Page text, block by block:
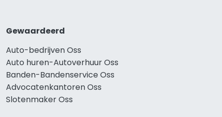
Gewaardeerd
Auto-bedrijven Oss
Auto huren-Autoverhuur Oss
Banden-Bandenservice Oss
Advocatenkantoren Oss
Slotenmaker Oss